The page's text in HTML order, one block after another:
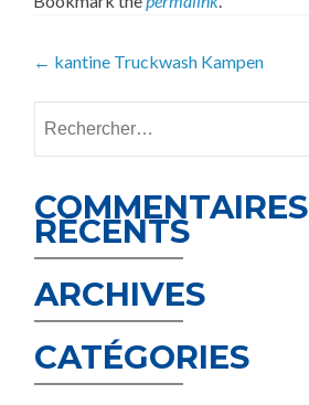
Post
navigation
← kantine Truckwash Kampen
COMMENTAIRES
RÉCENTS
ARCHIVES
CATÉGORIES